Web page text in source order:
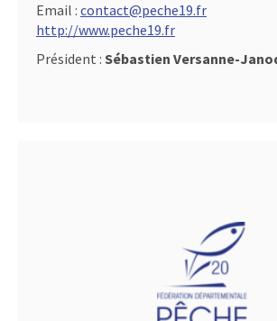
Email : contact@peche19.fr
http://www.peche19.fr
Président : Sébastien Versanne-